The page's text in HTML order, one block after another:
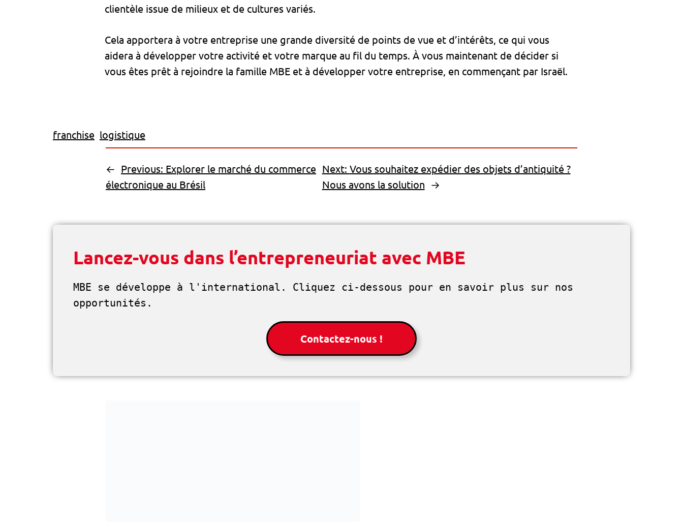
clientèle issue de milieux et de cultures variés.
Cela apportera à votre entreprise une grande diversité de points de vue et d’intérêts, ce qui vous
aidera à développer votre activité et votre marque au fil du temps. À vous maintenant de décider si
vous êtes prêt à rejoindre la famille MBE et à développer votre entreprise, en commençant par Israël.
franchise logistique
← Previous: Explorer le marché du commerce
électronique au Brésil
Next: Vous souhaitez expédier des objets d’antiquité ?
Nous avons la solution →
Lancez-vous dans l’entrepreneuriat avec MBE
MBE se développe à l'international. Cliquez ci-dessous pour en savoir plus sur nos
opportunités.
Contactez-nous !